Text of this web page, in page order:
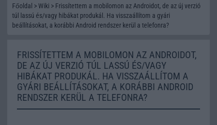
Főoldal >Wiki > Frissítettem a mobilomon az Androidot, de az új verzió
túl lassú és/vagy hibákat produkál. Ha visszaállítom a gyári
beállításokat, a korábbi Android rendszer kerül a telefonra?
FRISSÍTETTEM A MOBILOMON AZ ANDROIDOT,
DE AZ ÚJ VERZIÓ TÚL LASSÚ ÉS/VAGY
HIBÁKAT PRODUKÁL. HA VISSZAÁLLÍTOM A
GYÁRI BEÁLLÍTÁSOKAT, A KORÁBBI ANDROID
RENDSZER KERÜL A TELEFONRA?